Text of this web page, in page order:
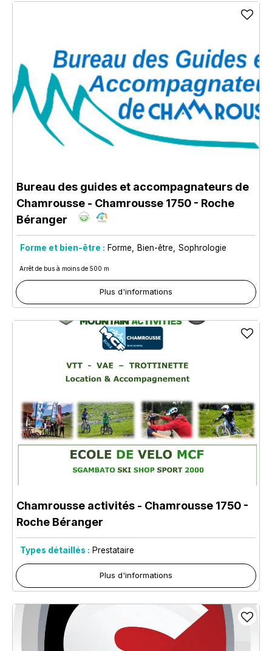
Bureau des guides et accompagnateurs de
Chamrousse - Chamrousse 1750 - Roche
Béranger
Forme et bien-être : Forme Bien-être Sophrologie
Arrêt de bus à moins de 500 m
Plus d'informations
Chamrousse activités - Chamrousse 1750 -
Roche Béranger
Types détaillés : Prestataire
Plus d'informations